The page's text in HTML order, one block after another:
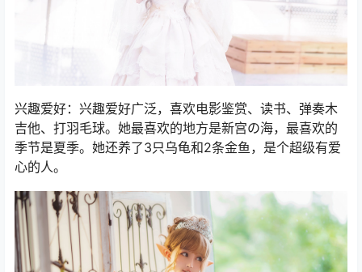
兴趣爱好：兴趣爱好广泛，喜欢电影鉴赏、读书、弹奏木
吉他、打羽毛球。她最喜欢的地方是新宫の海，最喜欢的
季节是夏季。她还养了3只乌龟和2条金鱼，是个超级有爱
心的人。